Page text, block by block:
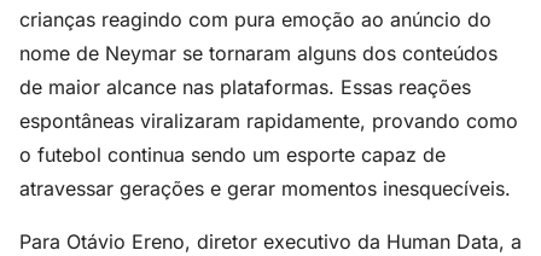
crianças reagindo com pura emoção ao anúncio do
nome de Neymar se tornaram alguns dos conteúdos
de maior alcance nas plataformas. Essas reações
espontâneas viralizaram rapidamente, provando como
o futebol continua sendo um esporte capaz de
atravessar gerações e gerar momentos inesquecíveis.
Para Otávio Ereno, diretor executivo da Human Data, a